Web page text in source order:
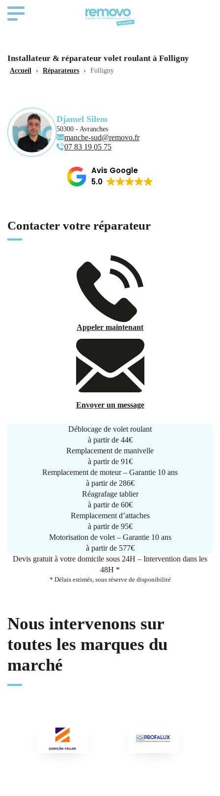
Installateur & réparateur volet roulant à Folligny
Accueil › Réparateurs › Folligny
Djamel Silem
50300 - Avranches
manche-sud@removo.fr
07 83 19 05 75
Avis Google
5.0
Contacter votre réparateur
Appeler maintenant
Envoyer un message
Déblocage de volet roulant
à partir de 44€
Remplacement de manivelle
à partir de 91€
Remplacement de moteur – Garantie 10 ans
à partir de 286€
Réagrafage tablier
à partir de 60€
Remplacement d’attaches
à partir de 95€
Motorisation de volet – Garantie 10 ans
à partir de 577€
Devis gratuit à votre domicile sous 24H – Intervention dans les
48H *
* Délais estimés, sous réserve de disponibilité
Nous intervenons sur
toutes les marques du
marché